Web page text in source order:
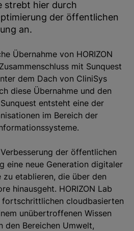
strebt hier durch
der öffentlichen
an.
Übernahme von HORIZON
mit Sunquest
dem Dach von CliniSys
diese Übernahme und den
entsteht eine der
im Bereich der
der öffentlichen
eine neue Generation digitaler
etablieren, die über den
hinausgeht. HORIZON Lab
fortschrittlichen cloudbasierten
unübertroffenen Wissen
den Bereichen Umwelt,